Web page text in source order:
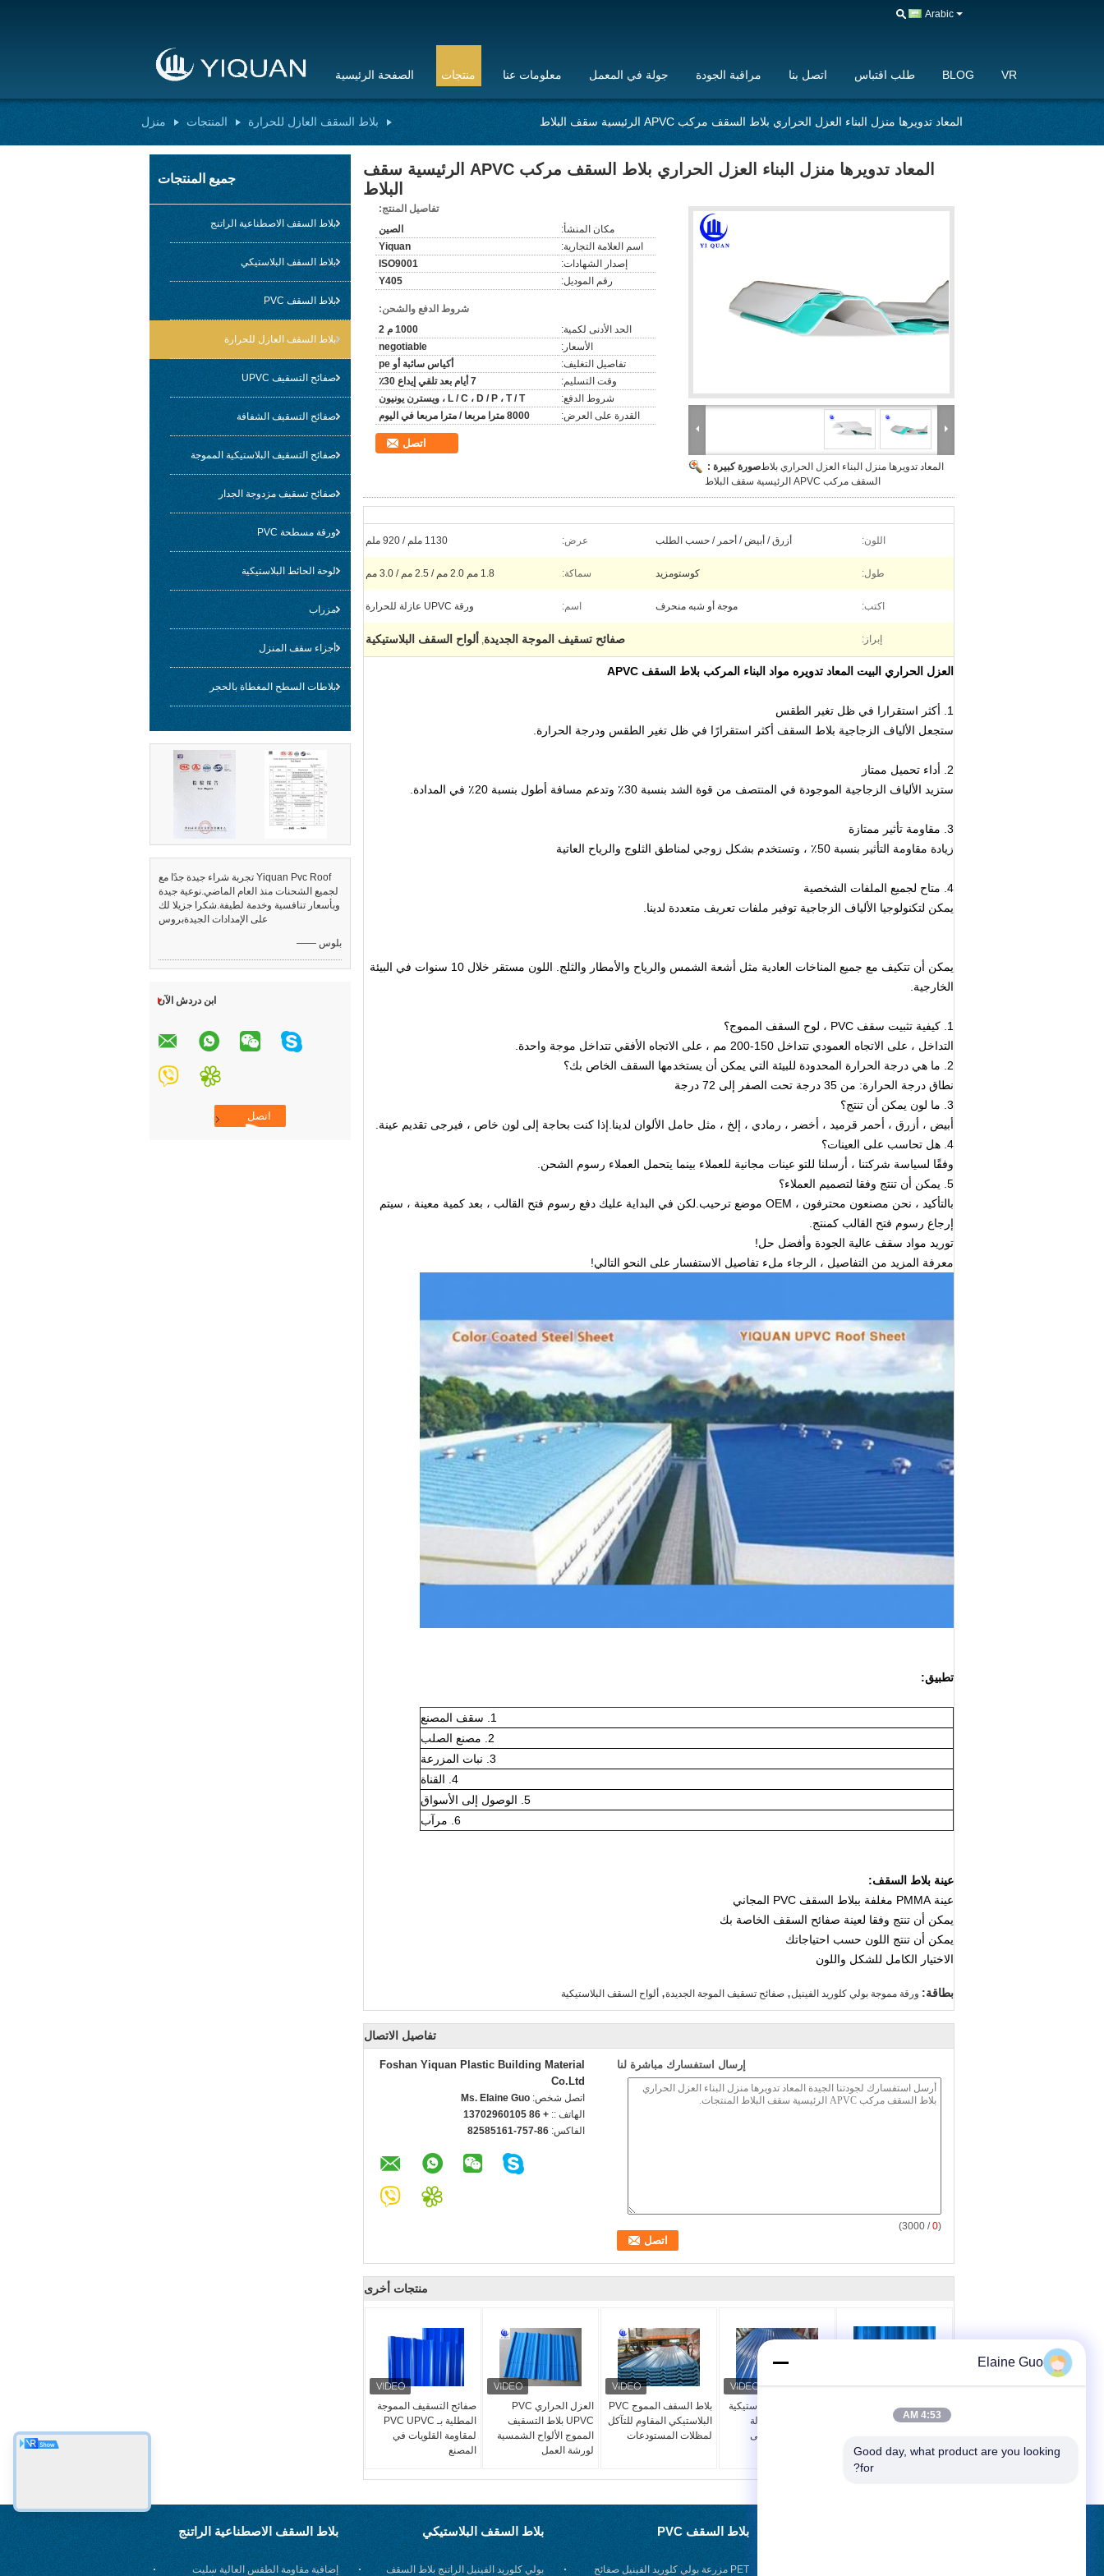
Arabic
الصفحة الرئيسية منتجات معلومات عنا جولة في المعمل مراقبة الجودة اتصل بنا طلب اقتباس BLOG VR
منزل المنتجات بلاط السقف العازل للحرارة المعاد تدويرها منزل البناء العزل الحراري بلاط السقف مركب APVC الرئيسية سقف البلاط
جميع المنتجات
بلاط السقف الاصطناعية الراتنج
بلاط السقف البلاستيكي
بلاط السقف PVC
بلاط السقف العازل للحرارة
صفائح التسقيف UPVC
صفائح التسقيف الشفافة
صفائح التسقيف البلاستيكية المموجة
صفائح تسقيف مزدوجة الجدار
ورقة مسطحة PVC
لوحة الحائط البلاستيكية
مزراب
أجزاء سقف المنزل
بلاطات السطح المغطاة بالحجر
تجربة شراء جيدة جدًا مع Yiquan Pvc Roof
لجميع الشحنات منذ العام الماضي.نوعية جيدة
وبأسعار تنافسية وخدمة لطيفة.شكرا جزيلا لك
على الإمدادات الجيدةبروس
—— بلوس
ابن دردش الآن
المعاد تدويرها منزل البناء العزل الحراري بلاط السقف مركب APVC الرئيسية سقف
البلاط
صورة كبيرة :المعاد تدويرها منزل البناء العزل الحراري بلاط
السقف مركب APVC الرئيسية سقف البلاط
تفاصيل المنتج:
مكان المنشأ:
الصين
اسم العلامة التجارية:
Yiquan
إصدار الشهادات:
ISO9001
رقم الموديل:
Y405
شروط الدفع والشحن:
الحد الأدنى لكمية:
1000 م 2
الأسعار:
negotiable
تفاصيل التغليف:
أكياس سائبة أو pe
وقت التسليم:
7 أيام بعد تلقي إيداع 30٪
شروط الدفع:
L / C ، D / P ، T / T ، ويسترن يونيون
القدرة على العرض:
8000 مترا مربعا / مترا مربعا في اليوم
اتصل
اللون: أزرق / أبيض / أحمر / حسب الطلب عرض: 1130 ملم / 920 ملم
طول: كوستومزيد سماكة: 1.8 مم 2.0 مم / 2.5 مم / 3.0 مم
اكتب: موجة أو شبه منحرف اسم: ورقة UPVC عازلة للحرارة
إبراز: صفائح تسقيف الموجة الجديدة, ألواح السقف البلاستيكية
العزل الحراري البيت المعاد تدويره مواد البناء المركب بلاط السقف APVC
1. أكثر استقرارا في ظل تغير الطقس
ستجعل الألياف الزجاجية بلاط السقف أكثر استقرارًا في ظل تغير الطقس ودرجة الحرارة.
2. أداء تحميل ممتاز
ستزيد الألياف الزجاجية الموجودة في المنتصف من قوة الشد بنسبة 30٪ وتدعم مسافة أطول بنسبة 20٪ في المدادة.
3. مقاومة تأثير ممتازة
زيادة مقاومة التأثير بنسبة 50٪ ، وتستخدم بشكل زوجي لمناطق الثلوج والرياح العاتية
4. متاح لجميع الملفات الشخصية
يمكن لتكنولوجيا الألياف الزجاجية توفير ملفات تعريف متعددة لدينا.
يمكن أن تتكيف مع جميع المناخات العادية مثل أشعة الشمس والرياح والأمطار والثلج. اللون مستقر خلال 10 سنوات في البيئة
الخارجية.
1. كيفية تثبيت سقف PVC ، لوح السقف المموج؟
التداخل ، على الاتجاه العمودي تتداخل 150-200 مم ، على الاتجاه الأفقي تتداخل موجة واحدة.
2. ما هي درجة الحرارة المحدودة للبيئة التي يمكن أن يستخدمها السقف الخاص بك؟
نطاق درجة الحرارة: من 35 درجة تحت الصفر إلى 72 درجة
3. ما لون يمكن أن تنتج؟
أبيض ، أزرق ، أحمر قرميد ، أخضر ، رمادي ، إلخ ، مثل حامل الألوان لدينا.إذا كنت بحاجة إلى لون خاص ، فيرجى تقديم عينة.
4. هل تحاسب على العينات؟
وفقًا لسياسة شركتنا ، أرسلنا للتو عينات مجانية للعملاء بينما يتحمل العملاء رسوم الشحن.
5. يمكن أن تنتج وفقا لتصميم العملاء؟
بالتأكيد ، نحن مصنعون محترفون ، OEM موضع ترحيب.لكن في البداية عليك دفع رسوم فتح القالب ، بعد كمية معينة ، سيتم
إرجاع رسوم فتح القالب كمنتج.
توريد مواد سقف عالية الجودة وأفضل حل!
معرفة المزيد من التفاصيل ، الرجاء ملء تفاصيل الاستفسار على النحو التالي!
تطبيق:
1. سقف المصنع
2. مصنع الصلب
3. نبات المزرعة
4. القناة
5. الوصول إلى الأسواق
6. مرآب
عينة بلاط السقف:
عينة PMMA مغلفة ببلاط السقف PVC المجاني
يمكن أن تنتج وفقا لعينة صفائح السقف الخاصة بك
يمكن أن تنتج اللون حسب احتياجاتك
الاختيار الكامل للشكل واللون
بطاقة: ورقة مموجة بولي كلوريد الفينيل, صفائح تسقيف الموجة الجديدة, ألواح السقف البلاستيكية
تفاصيل الاتصال
Foshan Yiquan Plastic Building Material
Co.Ltd
اتصل شخص: Ms. Elaine Guo
الهاتف :: + 86 13702960105
الفاكس: 86-757-82585161
إرسال استفسارك مباشرة لنا
(
0
/ 3000)
منتجات أخرى
صفائح التسقيف المموجة
المطلية بـ PVC UPVC
لمقاومة القلويات في
المصنع
العزل الحراري PVC
UPVC بلاط التسقيف
المموج الألواح الشمسية
لورشة العمل
بلاط السقف المموج PVC
البلاستيكي المقاوم للتآكل
لمظلات المستودعات
لوحات الحائط البلاستيكية
UPVC PVC العازلة
للصوت والدليل على
بلاط السقف العازل
للحرارة على شكل موجة
لمواقف السيارات
بلاط السقف الاصطناعية الراتنج
إضافية مقاومة الطقس العالية سليت
بلاط السقف البلاستيكي
بولي كلوريد الفينيل الراتنج بلاط السقف
بلاط السقف PVC
PET مزرعة بولي كلوريد الفينيل صفائح
Elaine Guo
4:53 AM
Good day, what product are you looking
for?